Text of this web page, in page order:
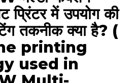
प्रिंटर में उपयोग की
तकनीक क्या है? (
printing
used in